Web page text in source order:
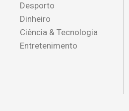
Desporto
Dinheiro
Ciência & Tecnologia
Entretenimento